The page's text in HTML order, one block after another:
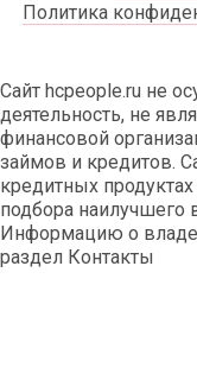
Политика
Сайт hcpeople.ru не
деятельность, не
финансовой
займов и кредитов.
кредитных
подбора наилучшего
Информацию о
раздел Контакты